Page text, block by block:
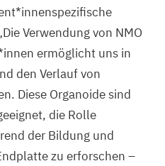
Die Verwendung von NMO
ermöglicht uns in
den Verlauf von
Diese Organoide sind
die Rolle
der Bildung und
zu erforschen –